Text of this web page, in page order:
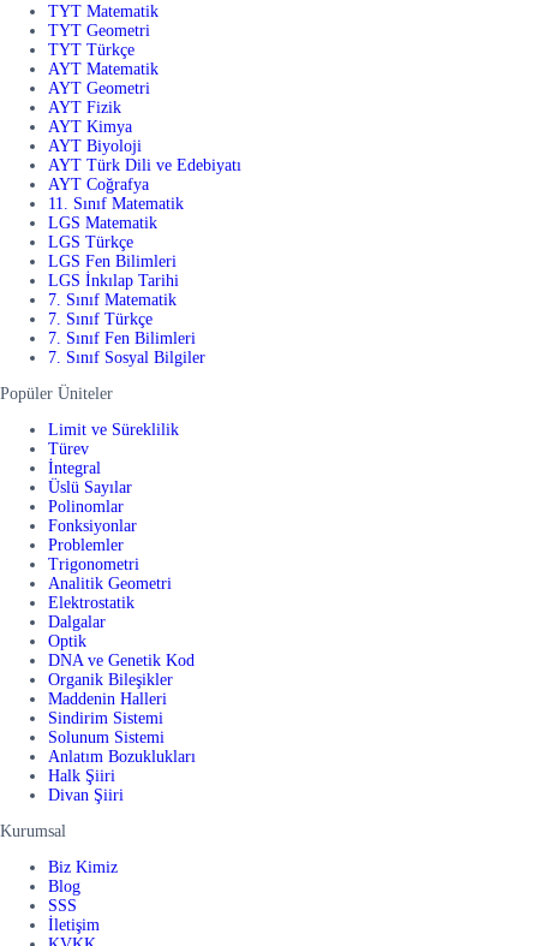
TYT Matematik
TYT Geometri
TYT Türkçe
AYT Matematik
AYT Geometri
AYT Fizik
AYT Kimya
AYT Biyoloji
AYT Türk Dili ve Edebiyatı
AYT Coğrafya
11. Sınıf Matematik
LGS Matematik
LGS Türkçe
LGS Fen Bilimleri
LGS İnkılap Tarihi
7. Sınıf Matematik
7. Sınıf Türkçe
7. Sınıf Fen Bilimleri
7. Sınıf Sosyal Bilgiler
Popüler Üniteler
Limit ve Süreklilik
Türev
İntegral
Üslü Sayılar
Polinomlar
Fonksiyonlar
Problemler
Trigonometri
Analitik Geometri
Elektrostatik
Dalgalar
Optik
DNA ve Genetik Kod
Organik Bileşikler
Maddenin Halleri
Sindirim Sistemi
Solunum Sistemi
Anlatım Bozuklukları
Halk Şiiri
Divan Şiiri
Kurumsal
Biz Kimiz
Blog
SSS
İletişim